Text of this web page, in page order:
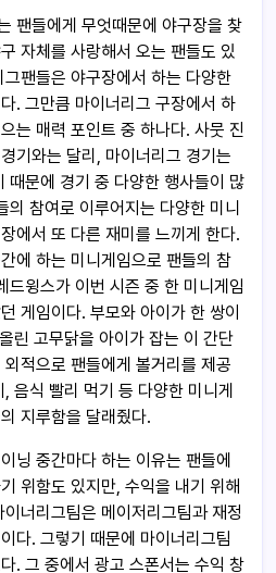
팬들에게 무엇때문에 야구장을 찾
자체를 사랑해서 오는 팬들도 있
팬들은 야구장에서 하는 다양한
. 그만큼 마이너리그 구장에서 하
는 매력 포인트 중 하나다. 사뭇 진
기와는 달리, 마이너리그 경기는
때문에 경기 중 다양한 행사들이 많
의 참여로 이루어지는 다양한 미니
에서 또 다른 재미를 느끼게 한다.
에 하는 미니게임으로 팬들의 참
드윙스가 이번 시즌 중 한 미니게임
게임이다. 부모와 아이가 한 쌍이
린 고무닭을 아이가 잡는 이 간단
적으로 팬들에게 볼거리를 제공
음식 빨리 먹기 등 다양한 미니게
지루함을 달래줬다.
닝 중간마다 하는 이유는 팬들에
위함도 있지만, 수익을 내기 위해
너리그팀은 메이저리그팀과 재정
다. 그렇기 때문에 마이너리그팀
. 그 중에서 광고 스폰서는 수익 창